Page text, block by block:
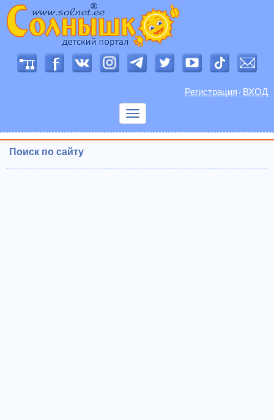
Регистрация / ВХОД
Показать
Поиск по сайту